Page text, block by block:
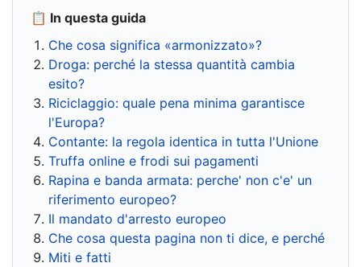
📋 In questa guida
Che cosa significa «armonizzato»?
Droga: perché la stessa quantità cambia
esito?
Riciclaggio: quale pena minima garantisce
l'Europa?
Contante: la regola identica in tutta l'Unione
Truffa online e frodi sui pagamenti
Rapina e banda armata: perche' non c'e' un
riferimento europeo?
Il mandato d'arresto europeo
Che cosa questa pagina non ti dice, e perché
Miti e fatti